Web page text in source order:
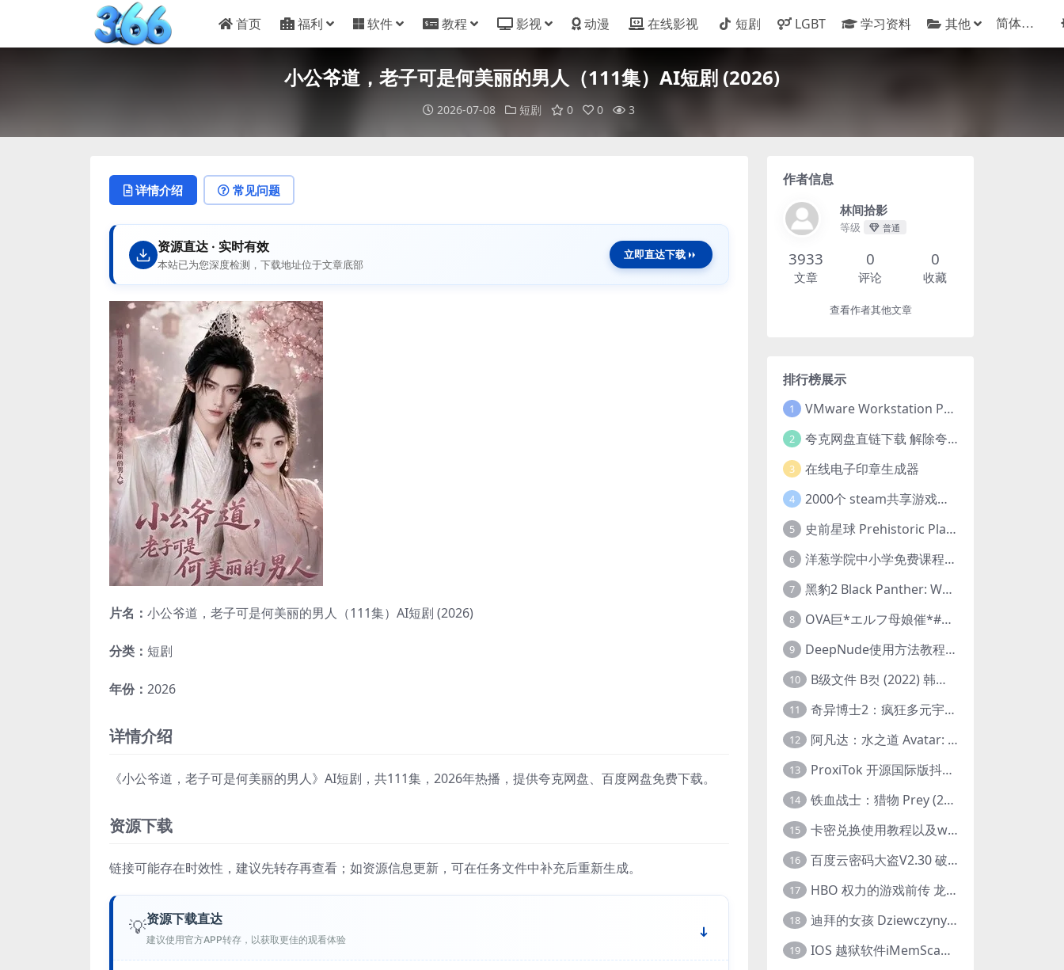
首页 福利 软件 教程 影视 动漫 在线影视 短剧 LGBT 学习资料 其他
小公爷道，老子可是何美丽的男人（111集）AI短剧 (2026)
2026-07-08 短剧 0 0 3
详情介绍 常见问题
资源直达 · 实时有效
本站已为您深度检测，下载地址位于文章底部
立即直达下载
片名： 小公爷道，老子可是何美丽的男人（111集）AI短剧 (2026)
分类： 短剧
年份： 2026
详情介绍
《小公爷道，老子可是何美丽的男人》AI短剧，共111集，2026年热播，提供夸克网盘、百度网盘免费下载。
资源下载
链接可能存在时效性，建议先转存再查看；如资源信息更新，可在任务文件中补充后重新生成。
💡资源下载直达
建议使用官方APP转存，以获取更佳的观看体验
作者信息
林间拾影
等级 普通
3933
文章
0
评论
0
收藏
查看作者其他文章
排行榜展示
1 VMware Workstation Pro 16 永久激活密钥(序列号)
2 夸克网盘直链下载 解除夸克网盘下载限制 油猴脚本
3 在线电子印章生成器
4 2000个 steam共享游戏账号 离线steam账号分享
5 史前星球 Prehistoric Planet (2022) 中字 1080p 高清 阿里云盘 2022.5.27已更新全集
6 洋葱学院中小学免费课程集合 云盘下载
7 黑豹2 Black Panther: Wakanda Forever (2022) 高清版
8 OVA巨*エルフ母娘催*#1エルフの国を蹂*する男。汚された女王と姫
9 DeepNude使用方法教程FAQ
10 B级文件 B컷 (2022) 韩国大尺度剧情电影 1080P 中字
11 奇异博士2：疯狂多元宇宙 Doctor Strange in the Multiverse of Madness (2022) 高清版1080p
12 阿凡达：水之道 Avatar: The Way of Water (2022) 1080p 2k 4k 中文字幕
13 ProxiTok 开源国际版抖音TikTok网页版 国内网络直连
14 铁血战士：猎物 Prey (2022) 中英字幕 1080P
15 卡密兑换使用教程以及windows使用教程
16 百度云密码大盗V2.30 破解分享链接提取码
17 HBO 权力的游戏前传 龙之家族 House of the Dragon (2022) 中字 1080P 更新4集
18 迪拜的女孩 Dziewczyny z Dubaju (2021) 1080P 中字
19 IOS 越狱软件iMemScan version1.2.6 游戏内存修改器